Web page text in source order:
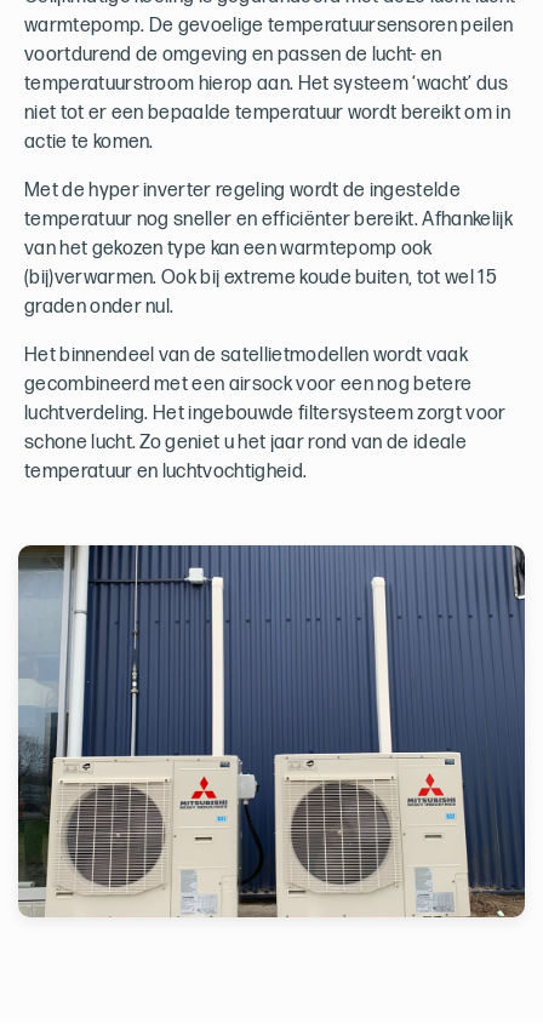
warmtepomp. De gevoelige temperatuursensoren peilen
voortdurend de omgeving en passen de lucht- en
temperatuurstroom hierop aan. Het systeem ‘wacht’ dus
niet tot er een bepaalde temperatuur wordt bereikt om in
actie te komen.
Met de hyper inverter regeling wordt de ingestelde
temperatuur nog sneller en efficiënter bereikt. Afhankelijk
van het gekozen type kan een warmtepomp ook
(bij)verwarmen. Ook bij extreme koude buiten, tot wel 15
graden onder nul.
Het binnendeel van de satellietmodellen wordt vaak
gecombineerd met een airsock voor een nog betere
luchtverdeling. Het ingebouwde filtersysteem zorgt voor
schone lucht. Zo geniet u het jaar rond van de ideale
temperatuur en luchtvochtigheid.